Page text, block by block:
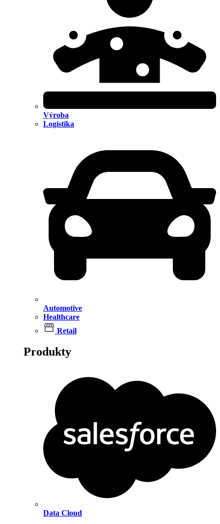
Výroba
Logistika
Automotive
Healthcare
Retail
Produkty
Data Cloud